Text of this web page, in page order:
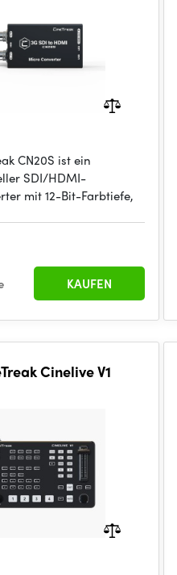
CN20S ist ein
SDI/HDMI-
mit 12-Bit-Farbtiefe,
KAUFEN
Cinelive V1